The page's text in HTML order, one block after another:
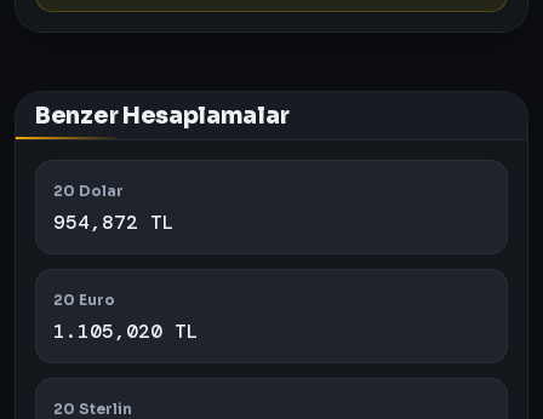
Benzer Hesaplamalar
20 Dolar
954,872 TL
20 Euro
1.105,020 TL
20 Sterlin